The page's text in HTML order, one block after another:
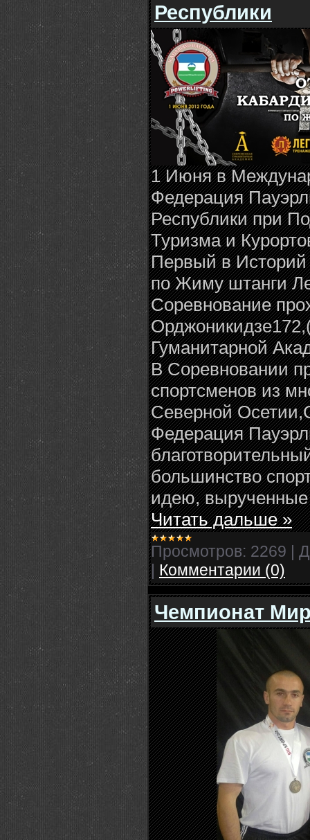
Республики
1 Июня в
Федерация
Республики при
Туризма и
Первый в
по Жиму штанги
Соревнование
Гуманитарной
В Соревновании
спортсменов из
Северной
Федерация
большинство
идею,
Читать дальше »
Просмотров: 2269 |
| Комментарии (0)
Чемпионат